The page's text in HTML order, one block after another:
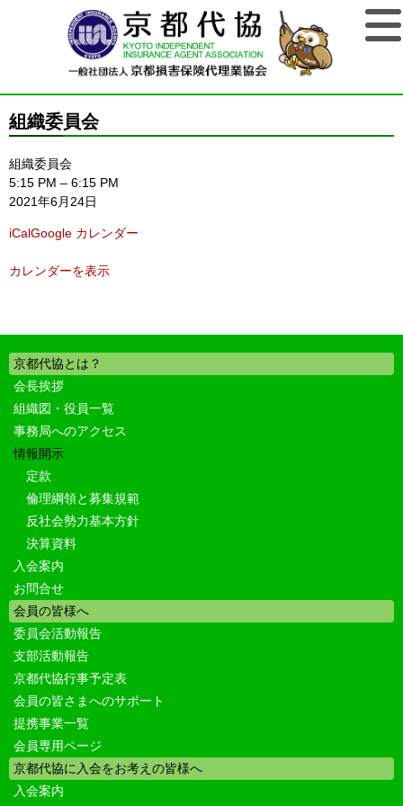
組織委員会
組織委員会
5:15 PM – 6:15 PM
2021年6月24日
iCalGoogle カレンダー
カレンダーを表示
京都代協とは？
会長挨拶
組織図・役員一覧
事務局へのアクセス
情報開示
定款
倫理綱領と募集規範
反社会勢力基本方針
決算資料
入会案内
お問合せ
会員の皆様へ
委員会活動報告
支部活動報告
京都代協行事予定表
会員の皆さまへのサポート
提携事業一覧
会員専用ページ
京都代協に入会をお考えの皆様へ
入会案内